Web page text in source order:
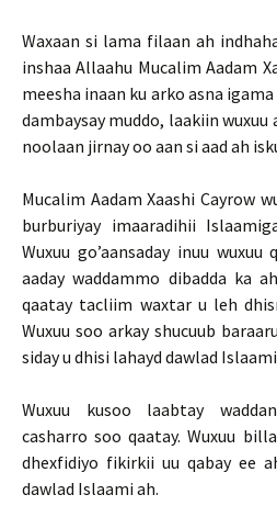
Waxaan si lama filaan ah
inshaa Allaahu Mucalim Aadam
meesha inaan ku arko asna
dambaysay muddo, laakiin wuxuu
noolaan jirnay oo aan si aad ah
Mucalim Aadam Xaashi Cayrow
burburiyay imaaradihii
Wuxuu go’aansaday inuu
aaday waddammo dibadda ka
qaatay tacliim waxtar u leh
Wuxuu soo arkay shucuub
siday u dhisi lahayd dawlad
Wuxuu kusoo laabtay
casharro soo qaatay. Wuxuu
dhexfidiyo fikirkii uu qabay ee
dawlad Islaami ah.